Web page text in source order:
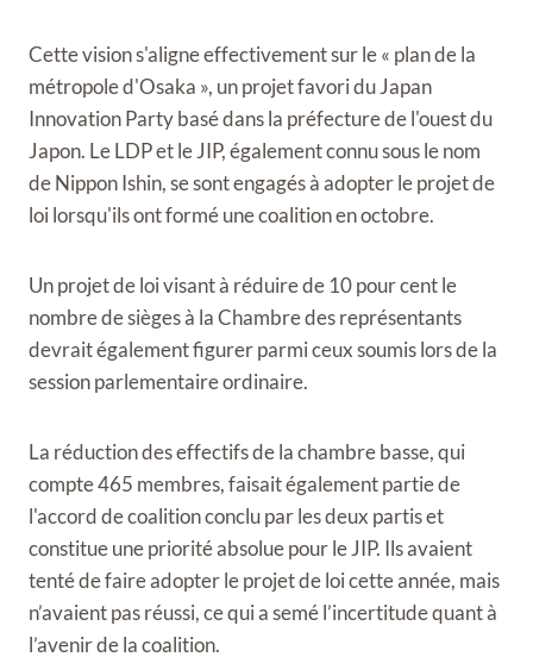
Cette vision s'aligne effectivement sur le « plan de la
métropole d'Osaka », un projet favori du Japan
Innovation Party basé dans la préfecture de l'ouest du
Japon. Le LDP et le JIP, également connu sous le nom
de Nippon Ishin, se sont engagés à adopter le projet de
loi lorsqu'ils ont formé une coalition en octobre.
Un projet de loi visant à réduire de 10 pour cent le
nombre de sièges à la Chambre des représentants
devrait également figurer parmi ceux soumis lors de la
session parlementaire ordinaire.
La réduction des effectifs de la chambre basse, qui
compte 465 membres, faisait également partie de
l'accord de coalition conclu par les deux partis et
constitue une priorité absolue pour le JIP. Ils avaient
tenté de faire adopter le projet de loi cette année, mais
n’avaient pas réussi, ce qui a semé l’incertitude quant à
l’avenir de la coalition.